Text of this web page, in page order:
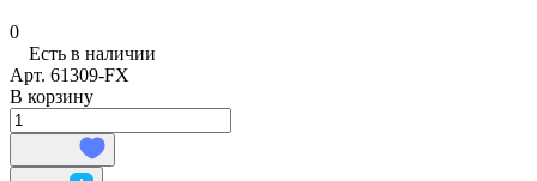
0
Есть в наличии
Арт. 61309-FX
В корзину